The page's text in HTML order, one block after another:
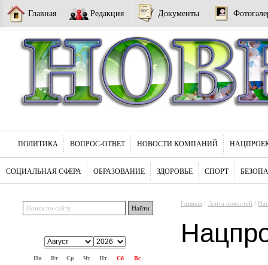
Главная Редакция Документы
ПОЛИТИКА ВОПРОС-ОТВЕТ НОВОСТИ КОМПАНИЙ
СОЦИАЛЬНАЯ СФЕРА ОБРАЗОВАНИЕ ЗДОРОВЬЕ СПОРТ
Пн Вт Ср Чт Пт Сб Вс
Главная / Лента новостей /